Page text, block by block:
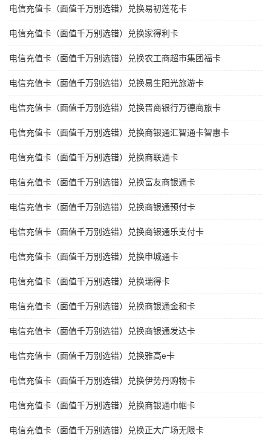
电信充值卡（面值千万别选错）兑换易初莲花卡
电信充值卡（面值千万别选错）兑换家得利卡
电信充值卡（面值千万别选错）兑换农工商超市集团福卡
电信充值卡（面值千万别选错）兑换易生阳光旅游卡
电信充值卡（面值千万别选错）兑换晋商银行万德商旅卡
电信充值卡（面值千万别选错）兑换商银通汇智通卡智惠卡
电信充值卡（面值千万别选错）兑换商联通卡
电信充值卡（面值千万别选错）兑换富友商银通卡
电信充值卡（面值千万别选错）兑换商银通预付卡
电信充值卡（面值千万别选错）兑换商银通乐支付卡
电信充值卡（面值千万别选错）兑换申城通卡
电信充值卡（面值千万别选错）兑换瑞得卡
电信充值卡（面值千万别选错）兑换商银通金和卡
电信充值卡（面值千万别选错）兑换商银通发达卡
电信充值卡（面值千万别选错）兑换雅高e卡
电信充值卡（面值千万别选错）兑换伊势丹购物卡
电信充值卡（面值千万别选错）兑换商银通巾帼卡
电信充值卡（面值千万别选错）兑换正大广场无限卡